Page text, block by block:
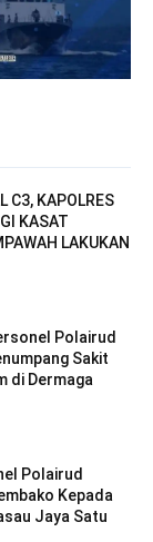
C3, KAPOLRES
KASAT
LAKUKAN
Polairud
Sakit
di Dermaga
Polairud
Kepada
Jaya Satu